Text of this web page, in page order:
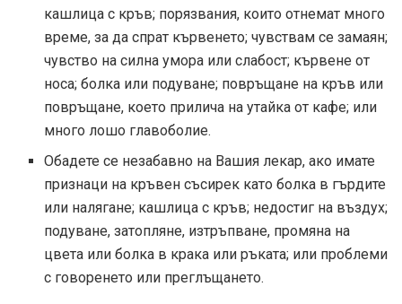
кашлица с кръв; порязвания, които отнемат много
време, за да спрат кървенето; чувствам се замаян;
чувство на силна умора или слабост; кървене от
носа; болка или подуване; повръщане на кръв или
повръщане, което прилича на утайка от кафе; или
много лошо главоболие.
Обадете се незабавно на Вашия лекар, ако имате
признаци на кръвен съсирек като болка в гърдите
или налягане; кашлица с кръв; недостиг на въздух;
подуване, затопляне, изтръпване, промяна на
цвета или болка в крака или ръката; или проблеми
с говоренето или преглъщането.